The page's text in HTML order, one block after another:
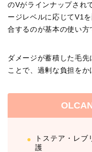
のVがラインナップされ
ージレベルに応じてV1
合するのが基本の使い方
ダメージが蓄積した毛
ことで、過剰な負担をか
トステア・レ
護